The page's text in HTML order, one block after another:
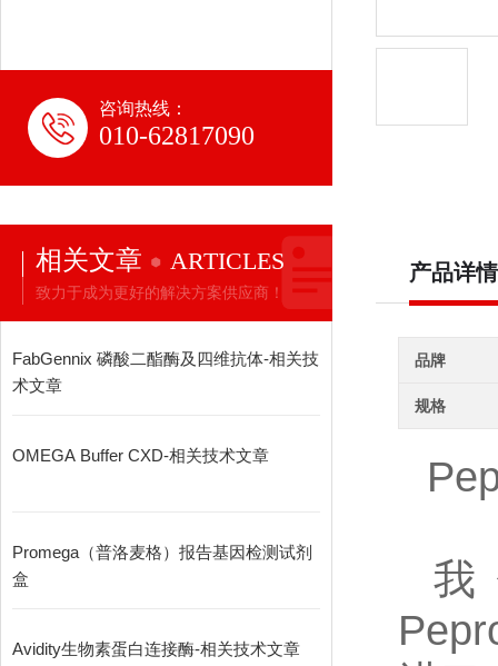
咨询热线：
010-62817090
相关文章 ARTICLES
致力于成为更好的解决方案供应商！
FabGennix 磷酸二酯酶及四维抗体-相关技
术文章
OMEGA Buffer CXD-相关技术文章
Promega（普洛麦格）报告基因检测试剂
盒
Avidity生物素蛋白连接酶-相关技术文章
产品详情
品牌
规格